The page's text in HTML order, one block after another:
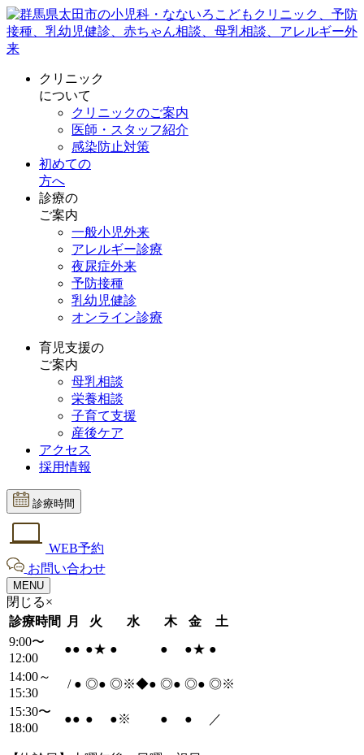
クリニック
について
クリニックのご案内
医師・スタッフ紹介
感染防止対策
初めての
方へ
診療の
ご案内
一般小児外来
アレルギー診療
夜尿症外来
予防接種
乳幼児健診
オンライン診療
育児支援の
ご案内
母乳相談
栄養相談
子育て支援
産後ケア
アクセス
採用情報
診療時間
WEB予約
お問い合わせ
MENU
閉じる×
診療時間
月 火 水 木 金
土
9:00〜
12:00
●● ●★ ● ● ●★ ●
14:00～
15:30
/ ● ◎● ◎※◆● ◎● ◎● ◎※
15:30〜
18:00
●● ● ●※ ● ● ／